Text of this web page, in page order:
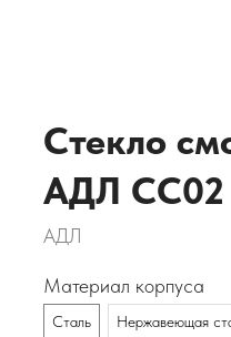
Стекло
АДЛ CC02
АДЛ
Материал корпуса
Сталь Нержавеющая